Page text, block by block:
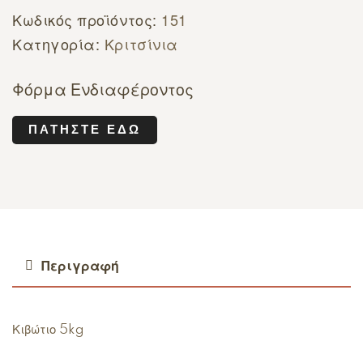
Κωδικός προϊόντος: 151
Κατηγορία: Κριτσίνια
Φόρμα Ενδιαφέροντος
ΠΑΤΉΣΤΕ ΕΔΏ
Περιγραφή
Κιβώτιο 5kg